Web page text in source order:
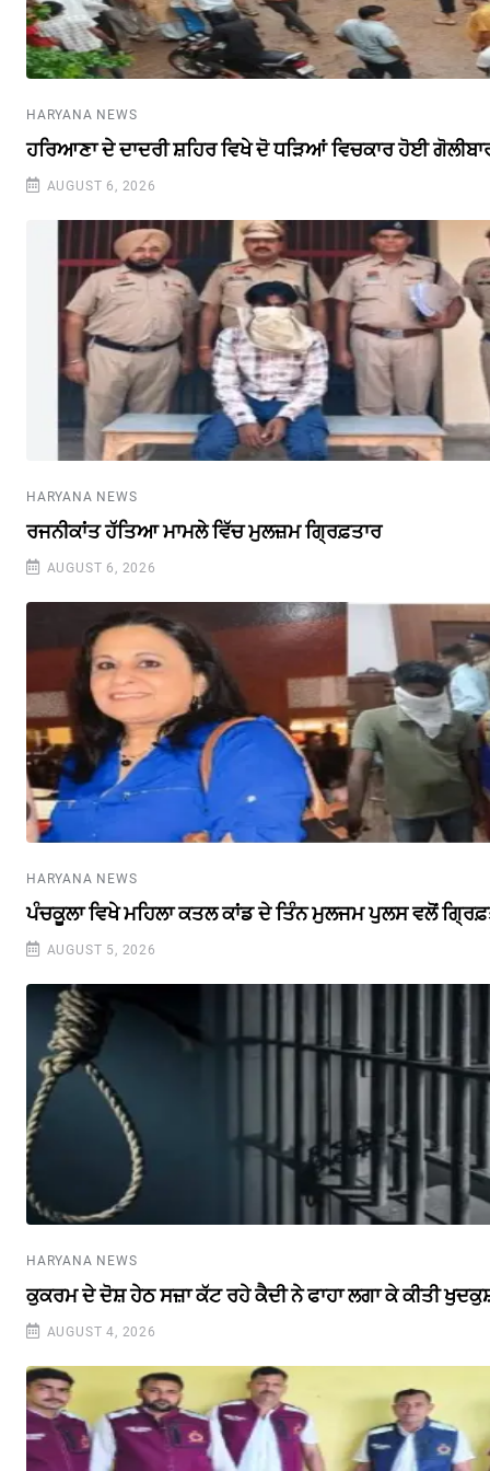
HARYANA NEWS
ਹਰਿਆਣਾ ਦੇ ਦਾਦਰੀ ਸ਼ਹਿਰ ਵਿਖੇ ਦੋ ਧੜਿਆਂ ਵਿਚਕਾਰ ਹੋਈ
AUGUST 6, 2026
HARYANA NEWS
ਰਜਨੀਕਾਂਤ ਹੱਤਿਆ ਮਾਮਲੇ ਵਿੱਚ ਮੁਲਜ਼ਮ ਗ੍ਰਿਫ਼ਤਾਰ
AUGUST 6, 2026
HARYANA NEWS
ਪੰਚਕੂਲਾ ਵਿਖੇ ਮਹਿਲਾ ਕਤਲ ਕਾਂਡ ਦੇ ਤਿੰਨ ਮੁਲਜਮ ਪੁਲਸ ਵਲੋਂ
AUGUST 5, 2026
HARYANA NEWS
ਕੁਕਰਮ ਦੇ ਦੋਸ਼ ਹੇਠ ਸਜ਼ਾ ਕੱਟ ਰਹੇ ਕੈਦੀ ਨੇ ਫਾਹਾ ਲਗਾ ਕੇ ਕੀਤੀ
AUGUST 4, 2026